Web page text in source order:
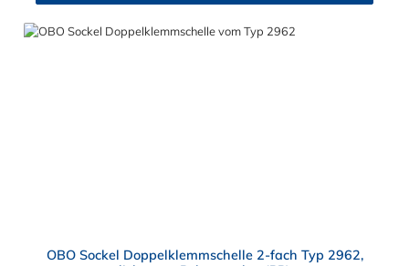
Elektro- und Sanitärinstallation. Sie können diese Schelle nach
Belieben an der Wand oder der Decke montieren. Die Montage
OBO Sockel Doppelklemmschelle 2-fach Typ 2962,